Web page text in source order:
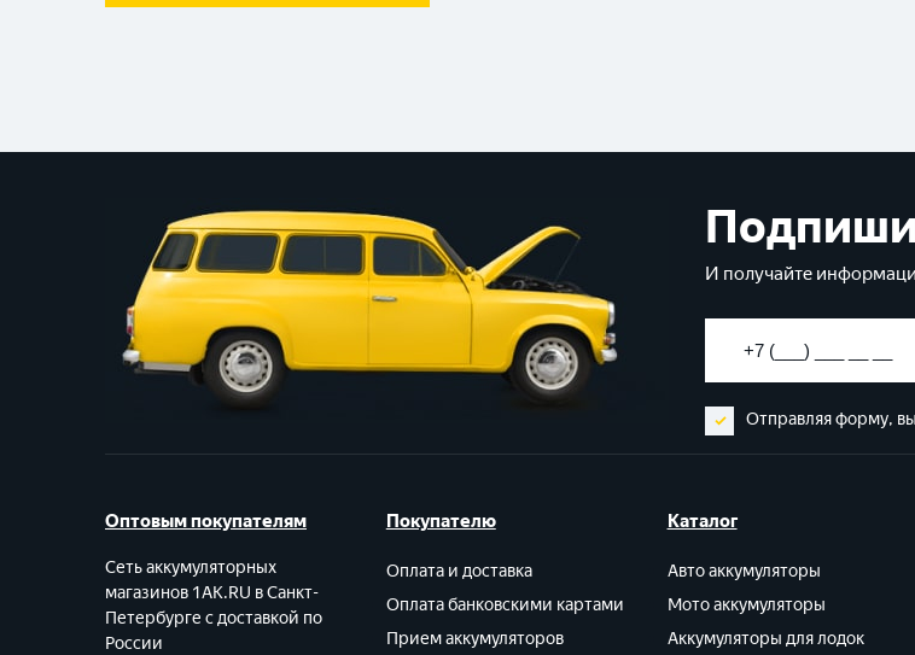
И получайте
Отправляя форму,
Оптовым покупателям
Сеть аккумуляторных
магазинов 1AK.RU в Санкт-
Петербурге с доставкой по
России
Покупателю
Оплата и доставка
Оплата банковскими картами
Прием аккумуляторов
Каталог
Авто аккумуляторы
Мото аккумуляторы
Аккумуляторы для лодок